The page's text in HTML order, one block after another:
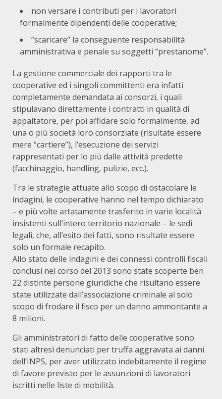
non versare i contributi per i lavoratori
formalmente dipendenti delle cooperative;
“scaricare” la conseguente responsabilità
amministrativa e penale su soggetti “prestanome”.
La gestione commerciale dei rapporti tra le
cooperative ed i singoli committenti era infatti
completamente demandata ai consorzi, i quali
stipulavano direttamente i contratti in qualità di
appaltatore, per poi affidare solo formalmente, ad
una o più società loro consorziate (risultate essere
mere “cartiere”), l’esecuzione dei servizi
rappresentati per lo più dalle attività predette
(facchinaggio, handling, pulizie, ecc.).
Tra le strategie attuate allo scopo di ostacolare le
indagini, le cooperative hanno nel tempo dichiarato
– e più volte artatamente trasferito in varie località
insistenti sull’intero territorio nazionale – le sedi
legali, che, all’esito dei fatti, sono risultate essere
solo un formale recapito.
Allo stato delle indagini e dei connessi controlli fiscali
conclusi nel corso del 2013 sono state scoperte ben
22 distinte persone giuridiche che risultano essere
state utilizzate dall’associazione criminale al solo
scopo di frodare il fisco per un danno ammontante a
8 milioni.
Gli amministratori di fatto delle cooperative sono
stati altresì denunciati per truffa aggravata ai danni
dell’INPS, per aver utilizzato indebitamente il regime
di favore previsto per le assunzioni di lavoratori
iscritti nelle liste di mobilità.